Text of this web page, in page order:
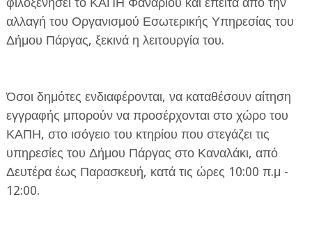
ΕΦΗΜΕΡΙΔΑ Η ΠΑΡΓΑ
ΠΛΗΡΟΦΟΡΙΕΣ
αλλαγή του Οργανισμού Εσωτερικής Υπηρεσίας του
Δήμου Πάργας, ξεκινά η λειτουργία του.
Όσοι δημότες ενδιαφέρονται, να καταθέσουν αίτηση
εγγραφής μπορούν να προσέρχονται στο χώρο του
ΚΑΠΗ, στο ισόγειο του κτηρίου που στεγάζει τις
υπηρεσίες του Δήμου Πάργας στο Καναλάκι, από
Δευτέρα έως Παρασκευή, κατά τις ώρες 10:00 π.μ -
12:00.